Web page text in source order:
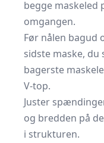
begge maskeled
omgangen.
Før nålen bagud
sidste maske,
bagerste
V-top.
Juster
og bredden på
i strukturen.